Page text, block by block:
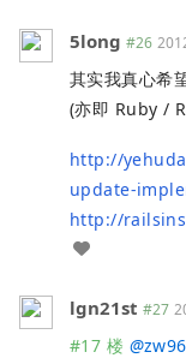
5long #26
其实我真心希
(亦即 Ruby /
http://
update-
http://
lgn21st #27
#17 楼 @